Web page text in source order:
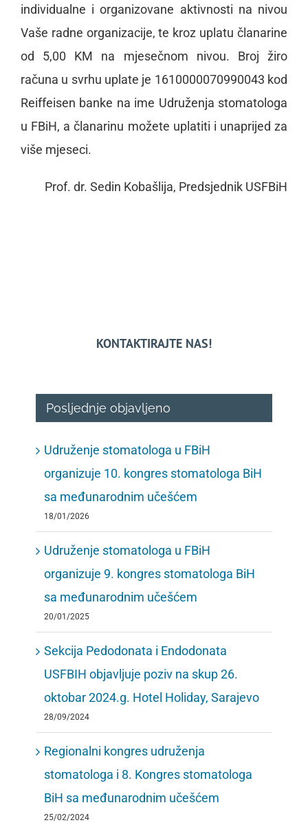
individualne i organizovane aktivnosti na nivou
Vaše radne organizacije, te kroz uplatu članarine
od 5,00 KM na mjesečnom nivou. Broj žiro
računa u svrhu uplate je 1610000070990043 kod
Reiffeisen banke na ime Udruženja stomatologa
u FBiH, a članarinu možete uplatiti i unaprijed za
više mjeseci.
Prof. dr. Sedin Kobašlija, Predsjednik USFBiH
KONTAKTIRAJTE NAS!
Posljednje objavljeno
Udruženje stomatologa u FBiH
organizuje 10. kongres stomatologa BiH
sa međunarodnim učešćem
18/01/2026
Udruženje stomatologa u FBiH
organizuje 9. kongres stomatologa BiH
sa međunarodnim učešćem
20/01/2025
Sekcija Pedodonata i Endodonata
USFBIH objavljuje poziv na skup 26.
oktobar 2024.g. Hotel Holiday, Sarajevo
28/09/2024
Regionalni kongres udruženja
stomatologa i 8. Kongres stomatologa
BiH sa međunarodnim učešćem
25/02/2024